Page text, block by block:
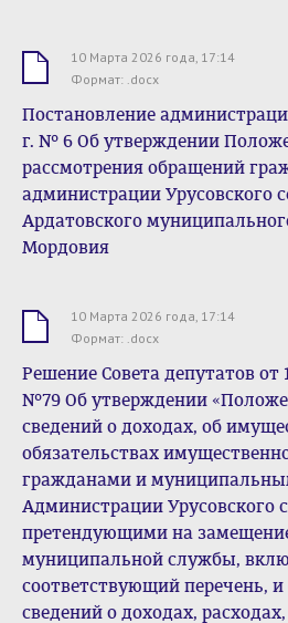
10 Марта 2026 года, 17:14
Формат: .docx
Постановление
г. № 6 Об утверждении
рассмотрения обращений
администрации Урусовского
Ардатовского
Мордовия
10 Марта 2026 года, 17:14
Формат: .docx
Решение Совета депутатов от
№79 Об утверждении
сведений о доходах, об
обязательствах
гражданами и
Администрации Урусовского
претендующими на
муниципальной службы,
соответствующий перечень,
сведений о доходах,